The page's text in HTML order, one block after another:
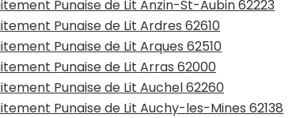
Punaise de Lit Anzin-St-Aubin 62223
Punaise de Lit Ardres 62610
Punaise de Lit Arques 62510
Punaise de Lit Arras 62000
Punaise de Lit Auchel 62260
Punaise de Lit Auchy-les-Mines 62138